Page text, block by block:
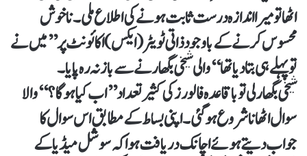
اٹھا تو میرا اندازہ درست ثابت ہونے کی اطلاع ملی۔ ناخوش
محسوس کرنے کے باوجود ذاتی ٹویٹر(ایکس) اکائونٹ پر ’’میں نے
تو پہلے ہی بتادیا تھا‘‘ والی شیخی بگھارنے سے باز نہ رہ پایا۔
شیخی بگھارلی تو باقاعدہ فالورز کی کثیر تعداد ’’اب کیا ہوگا؟‘‘ والا
سوال اٹھانا شروع ہوگئی۔ اپنی بساط کے مطابق اس سوال کا
جواب دیتے ہوئے اچانک دریافت ہوا کہ سوشل میڈیا کے